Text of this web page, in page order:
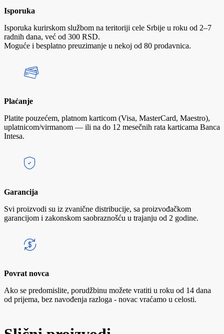
Isporuka
Isporuka kurirskom službom na teritoriji cele Srbije u roku od 2–7
radnih dana, već od 300 RSD.
Moguće i besplatno preuzimanje u nekoj od 80 prodavnica.
Plaćanje
Platite pouzećem, platnom karticom (Visa, MasterCard, Maestro),
uplatnicom/virmanom — ili na do 12 mesečnih rata karticama Banca
Intesa.
Garancija
Svi proizvodi su iz zvanične distribucije, sa proizvođačkom
garancijom i zakonskom saobraznošću u trajanju od 2 godine.
Povrat novca
Ako se predomislite, porudžbinu možete vratiti u roku od 14 dana
od prijema, bez navođenja razloga - novac vraćamo u celosti.